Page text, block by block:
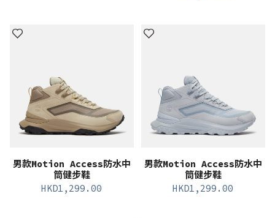
男款Motion Access防水中
筒健步鞋
HKD1,299.00
男款Motion Access防水中
筒健步鞋
HKD1,299.00